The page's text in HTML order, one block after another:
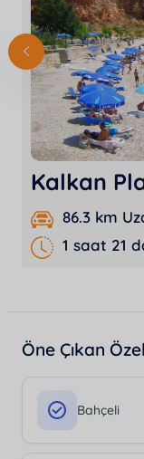
Kalkan
86.3 km
1 saat 21
Öne Çıkan
Bahçeli